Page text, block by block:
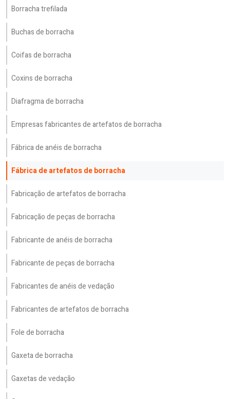
Borracha trefilada
Buchas de borracha
Coifas de borracha
Coxins de borracha
Diafragma de borracha
Empresas fabricantes de artefatos de borracha
Fábrica de anéis de borracha
Fábrica de artefatos de borracha
Fabricação de artefatos de borracha
Fabricação de peças de borracha
Fabricante de anéis de borracha
Fabricante de peças de borracha
Fabricantes de anéis de vedação
Fabricantes de artefatos de borracha
Fole de borracha
Gaxeta de borracha
Gaxetas de vedação